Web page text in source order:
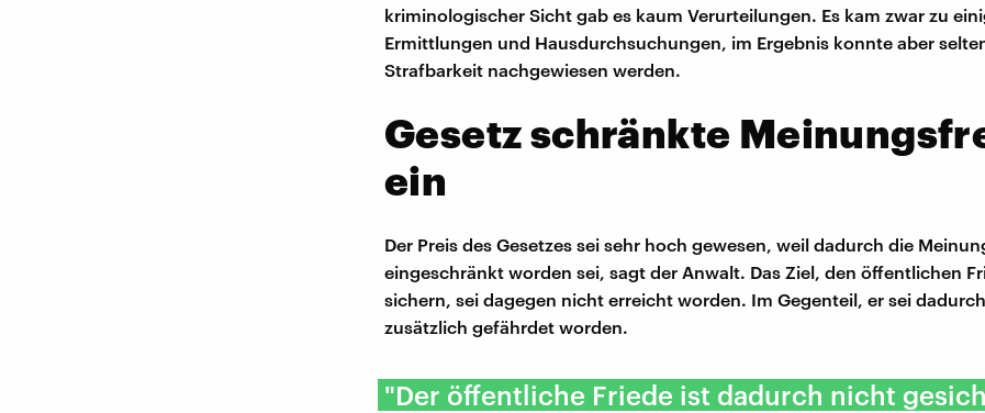
kriminologischer Sicht gab es kaum Verurteilungen. Es kam zwar zu
Ermittlungen und Hausdurchsuchungen, im Ergebnis konnte aber
Strafbarkeit nachgewiesen werden.
Gesetz schränkte
ein
Der Preis des Gesetzes sei sehr hoch gewesen, weil dadurch die
eingeschränkt worden sei, sagt der Anwalt. Das Ziel, den öffentlichen
sichern, sei dagegen nicht erreicht worden. Im Gegenteil, er sei
zusätzlich gefährdet worden.
"Der öffentliche Friede ist dadurch nicht